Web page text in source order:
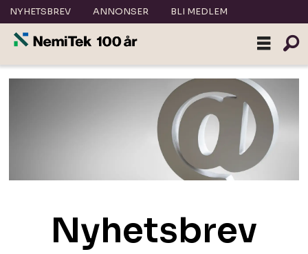
NYHETSBREV ANNONSER BLI MEDLEM
Nyhetsbrev